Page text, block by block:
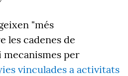
"més
les cadenes de
per
vinculades a activitats